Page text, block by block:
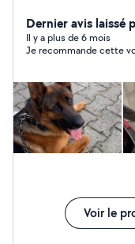
personne
particuliers niveau
d'enfants , avec
et je m'engage à
professionnalisme.
serai heureuse de
rendre service ! À
Dernier avis laissé
Il y a plus de 6 mois
Voir le